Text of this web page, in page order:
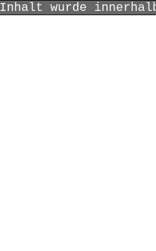
Inhalt wurde